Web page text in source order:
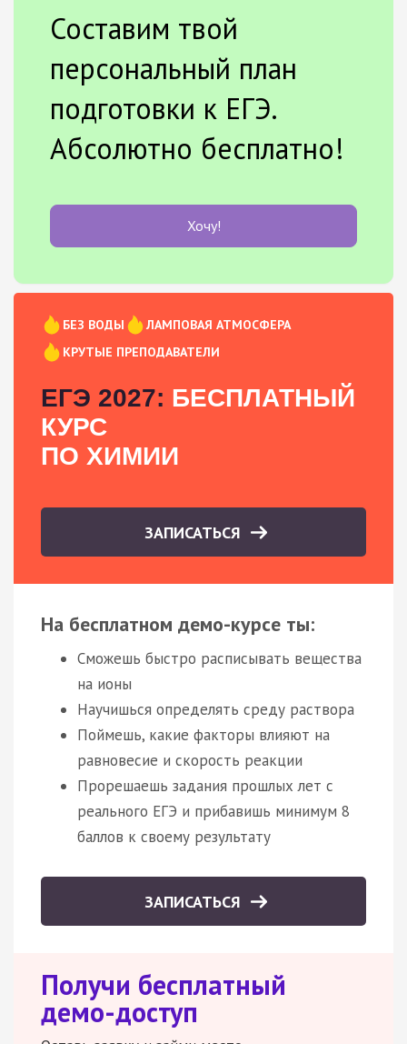
Составим твой
персональный план
подготовки к ЕГЭ.
Абсолютно бесплатно!
Хочу!
БЕЗ ВОДЫ
ЛАМПОВАЯ АТМОСФЕРА
КРУТЫЕ ПРЕПОДАВАТЕЛИ
ЕГЭ 2027: БЕСПЛАТНЫЙ
КУРС
ПО ХИМИИ
ЗАПИСАТЬСЯ
На бесплатном демо-курсе ты:
Сможешь быстро расписывать вещества
на ионы
Научишься определять среду раствора
Поймешь, какие факторы влияют на
равновесие и скорость реакции
Прорешаешь задания прошлых лет с
реального ЕГЭ и прибавишь минимум 8
баллов к своему результату
ЗАПИСАТЬСЯ
Получи бесплатный
демо-доступ